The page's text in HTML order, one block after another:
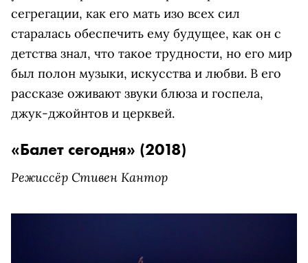
сегрегации, как его мать изо всех сил
старалась обеспечить ему будущее, как он с
детства знал, что такое трудности, но его мир
был полон музыки, искусства и любви. В его
рассказе оживают звуки блюза и госпела,
джук-джойнтов и церквей.
«Балет сегодня» (2018)
Режиссёр Стивен Кантор